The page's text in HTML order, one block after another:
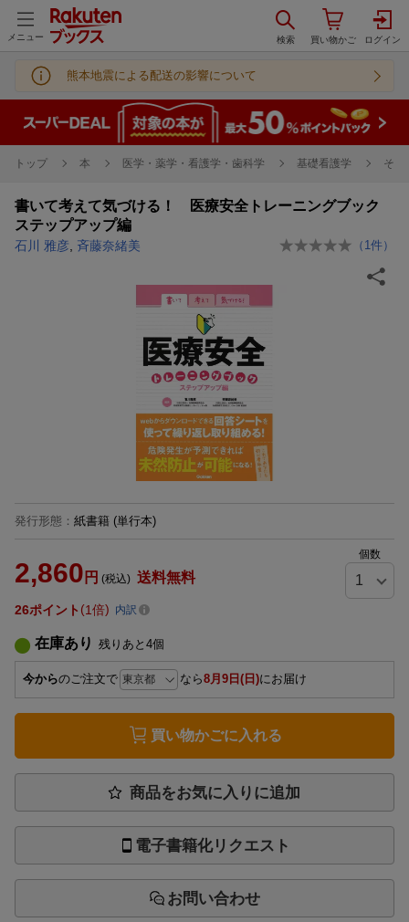
メニュー
熊本地震による配送の影響について
トップ 本 医学・薬学・看護学・歯科学 基礎看護学 その
書いて考えて気づける！ 医療安全トレーニングブック
ステップアップ編
石川 雅彦 斉藤奈緒美 （ 1 件）
発行形態 ： 紙書籍 (単行本)
2,860 円 (税込) 送料無料
個数
26ポイント 1倍 内訳
在庫あり 残りあと 4個
今からのご注文で なら8月9日(日)にお届け
買い物かごに入れる
商品をお気に入りに追加
電子書籍化リクエスト
お問い合わせ